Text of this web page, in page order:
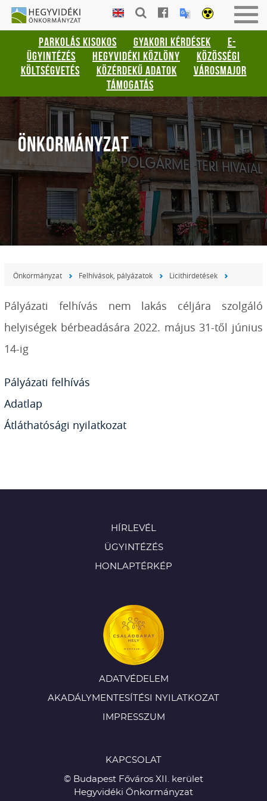
Gyorsbillentyűk
listája
Keresés:
"S"
Bejelentkezés:
HEGYVIDÉKI
ÖNKORMÁNYZAT
PARKOLÁS KISOKOS GYAKORI KÉRDÉSEK
E-
ÜGYINTÉZÉS
HEGYVIDÉKI KÖZLÖNY
KÖZÖSSÉGI
KÖLTSÉGVETÉS
KÖZÉRDEKŰ ADATOK
VÁROSMAJOR
TÁMOGATÁS
ÖNKORMÁNYZAT
Önkormányzat Felhívások, pályázatok Licithirdetések
Pályázati felhívás nem lakás céljára szolgáló
helyiségek bérbeadására 2022. május 31-től június
14-ig
Pályázati felhívás
Adatlap
Átláthatósági nyilatkozat
HÍRLEVÉL
ÜGYINTÉZÉS
HONLAPTÉRKÉP
ADATVÉDELEM
AKADÁLYMENTESÍTÉSI NYILATKOZAT
IMPRESSZUM
KAPCSOLAT
© Budapest Főváros XII. kerület
Hegyvidéki Önkormányzat